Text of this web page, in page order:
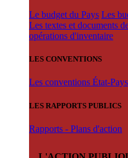
Le budget du Pays Les
Les textes et documents
opérations d'inventaire
LES CONVENTIONS
Les conventions État-Pays
LES RAPPORTS PUBLICS
Rapports - Plans d'action